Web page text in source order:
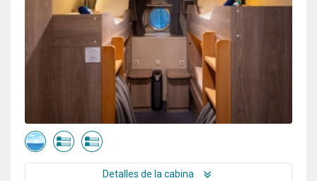
Detalles de la cabina